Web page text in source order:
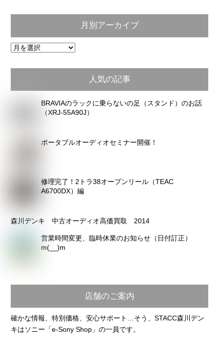
月別アーカイブ
月
ア
カ
人気の記事
BRAVIAのラックに乗らないの足（スタンド）のお話
（XRJ-55A90J）
ポータブルオーディオセミナー開催！
修理完了！2トラ38オープンリール（TEAC
A6700DX）編
森川デンキ 中古オーディオ高価買取 2014
営業時間変更、臨時休業のお知らせ（日付訂正）
m(__)m
店舗のご案内
確かな情報、特別価格、安心サポート…そう、STACC森川デン
キはソニー「e-Sony Shop」の一員です。